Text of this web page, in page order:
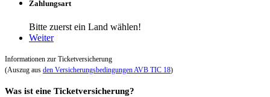
Zahlungsart
Bitte zuerst ein Land wählen!
Weiter
Informationen zur Ticketversicherung
(Auszug aus den Versicherungsbedingungen AVB TIC 18)
Was ist eine Ticketversicherung?